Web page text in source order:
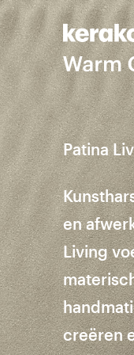
Patina
en
Living
creëren